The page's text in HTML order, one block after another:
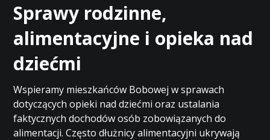
Sprawy rodzinne,
alimentacyjne i opieka nad
dziećmi
Wspieramy mieszkańców Bobowej w sprawach
dotyczących opieki nad dziećmi oraz ustalania
faktycznych dochodów osób zobowiązanych do
alimentacji. Często dłużnicy alimentacyjni ukrywają